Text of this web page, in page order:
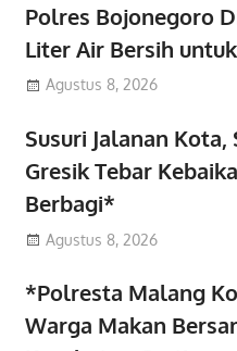
Polres Bojonegoro
Liter Air Bersih
Agustus 8, 2026
Susuri Jalanan
Gresik Tebar
Berbagi*
Agustus 8, 2026
*Polresta Malang
Warga Makan